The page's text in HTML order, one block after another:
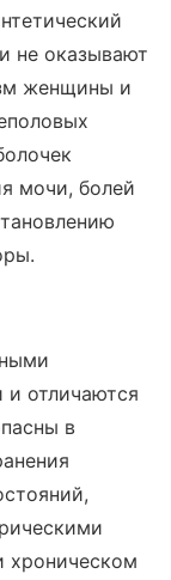
не оказывают
женщины и
мочи, болей
отличаются
в
хроническом